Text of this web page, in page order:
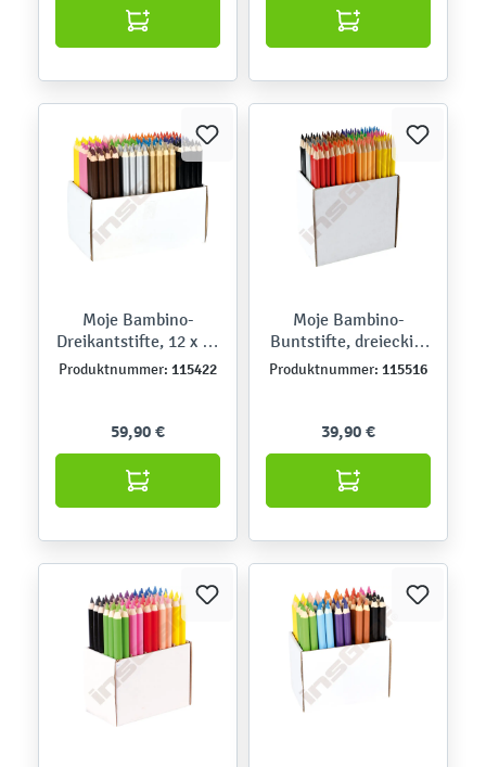
Moje Bambino-
Dreikantstifte, 12 x 12
Farben - Box-Set
Produktnummer: 115422
59,90 €
Moje Bambino-
Buntstifte, dreieckig,
dünn, 12 x 12 Farben
Produktnummer: 115516
39,90 €